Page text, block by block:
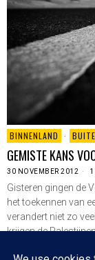
BINNENLAND ·
GEMISTE KANS
30 NOVEMBER 2012
Gisteren gingen de
het toekennen van
verandert niet zo
krijgen de